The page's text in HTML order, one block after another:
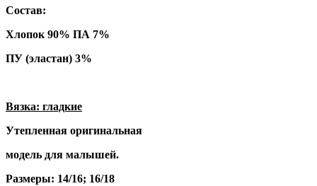
Состав:
Хлопок 90% ПА 7%
ПУ (эластан) 3%
Вязка: гладкие
Утепленная оригинальная
модель для малышей.
Размеры: 14/16; 16/18